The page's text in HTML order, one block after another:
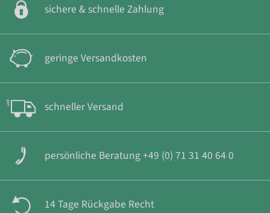
sichere & schnelle Zahlung
geringe Versandkosten
schneller Versand
persönliche Beratung +49 (0) 71 31 40 64 0
14 Tage Rückgabe Recht